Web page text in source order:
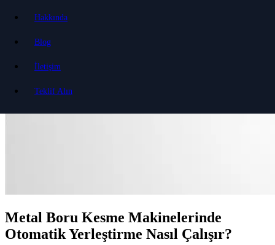
Hakkında
Blog
İletişim
Teklif Alın
Metal Boru Kesme Makinelerinde
Otomatik Yerleştirme Nasıl Çalışır?